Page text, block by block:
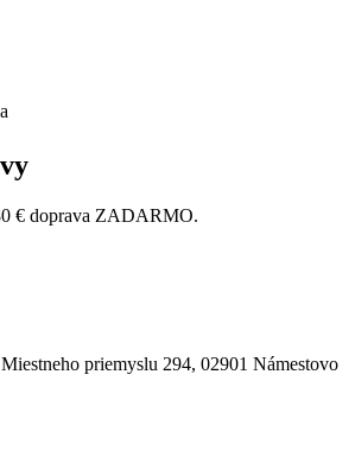
€ doprava ZADARMO.
priemyslu 294, 02901 Námestovo